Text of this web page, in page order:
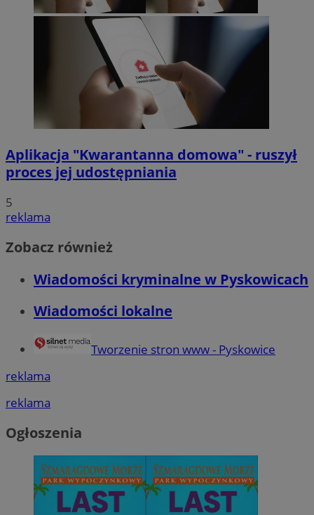
Aplikacja "Kwarantanna domowa" - ruszył
proces jej udostępniania
5
reklama
Zobacz również
Wiadomości kryminalne w Pyskowicach
Wiadomości lokalne
Tworzenie stron www - Pyskowice
reklama
reklama
Ogłoszenia